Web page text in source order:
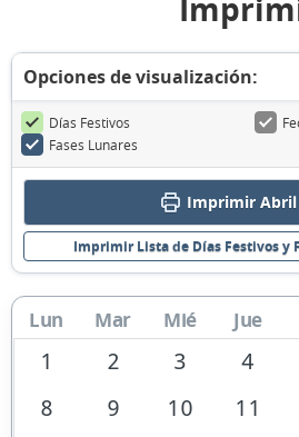
Opciones de visualización:
Días Festivos
Fases Lunares
Imprimir Abril
Imprimir Lista de Días Festivos y
Lun Mar Mié Jue
1 2 3 4
8
9 10 11